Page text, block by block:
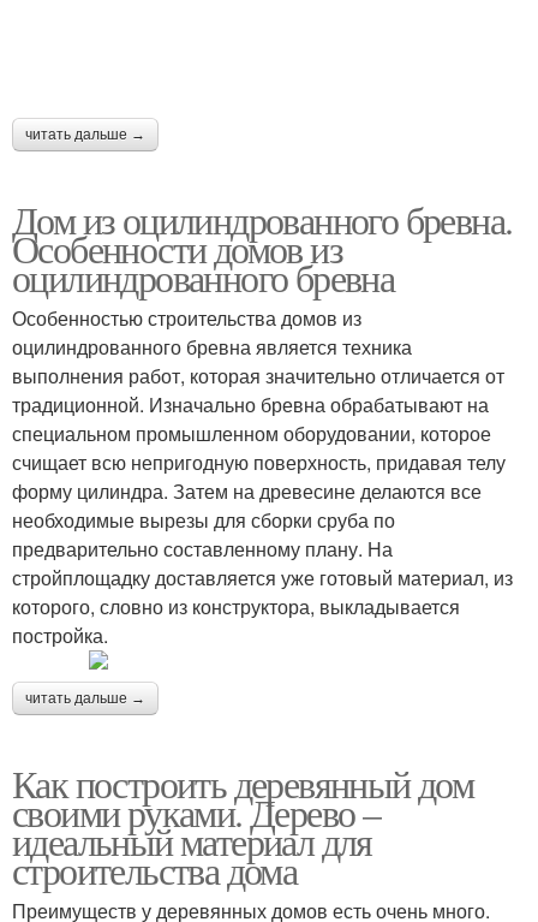
читать дальше →
Дом из оцилиндрованного бревна.
Особенности домов из
оцилиндрованного бревна
Особенностью строительства домов из
оцилиндрованного бревна является техника
выполнения работ, которая значительно отличается от
традиционной. Изначально бревна обрабатывают на
специальном промышленном оборудовании, которое
счищает всю непригодную поверхность, придавая телу
форму цилиндра. Затем на древесине делаются все
необходимые вырезы для сборки сруба по
предварительно составленному плану. На
стройплощадку доставляется уже готовый материал, из
которого, словно из конструктора, выкладывается
постройка.
читать дальше →
Как построить деревянный дом
своими руками. Дерево –
идеальный материал для
строительства дома
Преимуществ у деревянных домов есть очень много.